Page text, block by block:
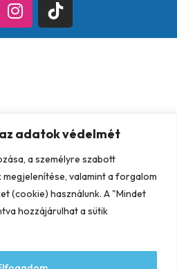
adatok védelmét
a személyre szabott
valamint a forgalom
(cookie) használunk. A "Mindet
hozzájárulhat a sütik